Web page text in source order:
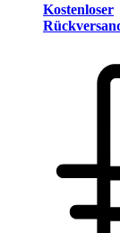
Kostenloser